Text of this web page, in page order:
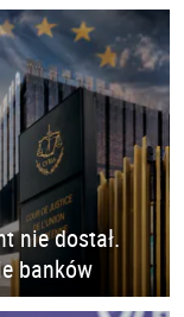
nie dostał.
banków